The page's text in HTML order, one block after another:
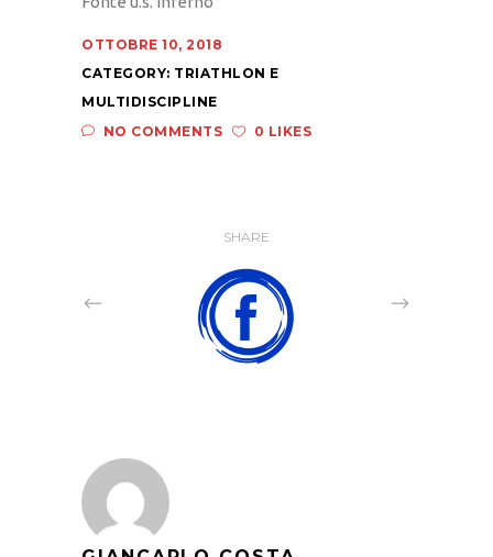
OTTOBRE 10, 2018
CATEGORY: TRIATHLON E
MULTIDISCIPLINE
NO COMMENTS
0 LIKES
SHARE